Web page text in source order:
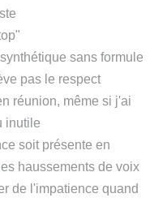
sans formule
pas le respect
réunion, même si j'ai
inutile
soit présente en
haussements de voix
de l'impatience quand